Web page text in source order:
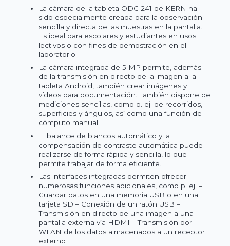
La cámara de la tableta ODC 241 de KERN ha
sido especialmente creada para la observación
sencilla y directa de las muestras en la pantalla.
Es ideal para escolares y estudiantes en usos
lectivos o con fines de demostración en el
laboratorio
La cámara integrada de 5 MP permite, además
de la transmisión en directo de la imagen a la
tableta Android, también crear imágenes y
vídeos para documentación. También dispone de
mediciones sencillas, como p. ej. de recorridos,
superficies y ángulos, así como una función de
cómputo manual.
El balance de blancos automático y la
compensación de contraste automática puede
realizarse de forma rápida y sencilla, lo que
permite trabajar de forma eficiente.
Las interfaces integradas permiten ofrecer
numerosas funciones adicionales, como p. ej. –
Guardar datos en una memoria USB o en una
tarjeta SD – Conexión de un ratón USB –
Transmisión en directo de una imagen a una
pantalla externa vía HDMI – Transmisión por
WLAN de los datos almacenados a un receptor
externo